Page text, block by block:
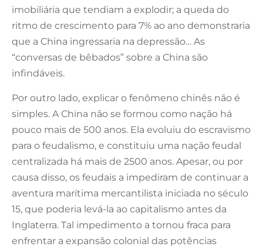
imobiliária que tendiam a explodir; a queda do
ritmo de crescimento para 7% ao ano demonstraria
que a China ingressaria na depressão… As
“conversas de bêbados” sobre a China são
infindáveis.
Por outro lado, explicar o fenômeno chinês não é
simples. A China não se formou como nação há
pouco mais de 500 anos. Ela evoluiu do escravismo
para o feudalismo, e constituiu uma nação feudal
centralizada há mais de 2500 anos. Apesar, ou por
causa disso, os feudais a impediram de continuar a
aventura marítima mercantilista iniciada no século
15, que poderia levá-la ao capitalismo antes da
Inglaterra. Tal impedimento a tornou fraca para
enfrentar a expansão colonial das potências